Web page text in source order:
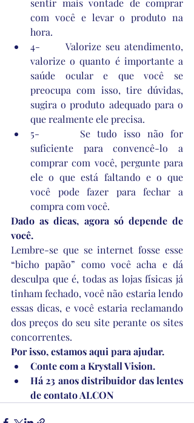
sentir mais vontade de comprar
com você e levar o produto na
hora.
4-      Valorize seu atendimento,
valorize o quanto é importante a
saúde ocular e que você se
preocupa com isso, tire dúvidas,
sugira o produto adequado para o
que realmente ele precisa.
5-      Se tudo isso não for
suficiente para convencê-lo a
comprar com você, pergunte para
ele o que está faltando e o que
você pode fazer para fechar a
compra com você.
Dado as dicas, agora só depende de
você.
Lembre-se que se internet fosse esse
“bicho papão” como você acha e dá
desculpa que é, todas as lojas físicas já
tinham fechado, você não estaria lendo
essas dicas, e você estaria reclamando
dos preços do seu site perante os sites
concorrentes.
Por isso, estamos aqui para ajudar.
Conte com a Krystall Vision.
Há 23 anos distribuidor das lentes
de contato ALCON